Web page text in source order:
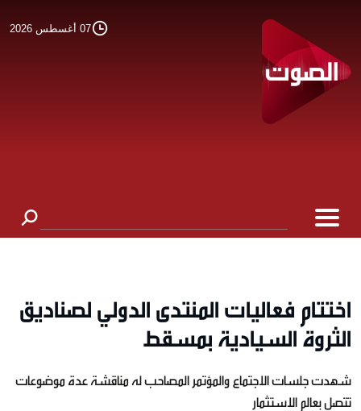
07 أغسطس 2026
اختتام فعاليات المنتدى الدولي لصناديق
الثروة السيادية بمسقط
شهدت جلسات الاجتماع والمؤتمر المصاحب له مناقشة عدة موضوعات
تتصل بعالم الاستثمار